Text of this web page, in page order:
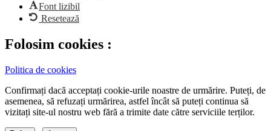
Font lizibil
Resetează
Folosim cookies :
Politica de cookies
Confirmați dacă acceptați cookie-urile noastre de urmărire. Puteți, de
asemenea, să refuzați urmărirea, astfel încât să puteți continua să
vizitați site-ul nostru web fără a trimite date către serviciile terților.